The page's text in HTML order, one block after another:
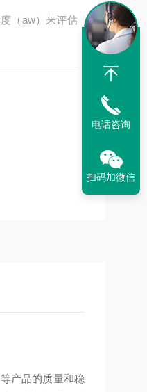
（aw）来评估
产品的质量和稳
电话咨询
扫码加微信